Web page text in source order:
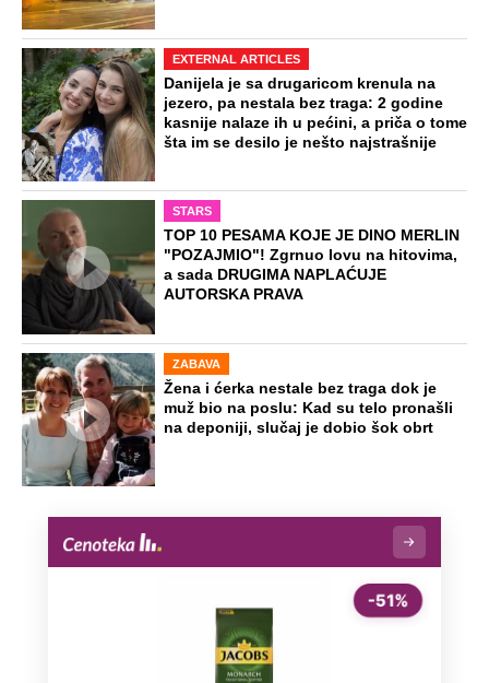
EXTERNAL ARTICLES
Danijela je sa drugaricom krenula na
jezero, pa nestala bez traga: 2 godine
kasnije nalaze ih u pećini, a priča o tome
šta im se desilo je nešto najstrašnije
STARS
TOP 10 PESAMA KOJE JE DINO MERLIN
"POZAJMIO"! Zgrnuo lovu na hitovima,
a sada DRUGIMA NAPLAĆUJE
AUTORSKA PRAVA
ZABAVA
Žena i ćerka nestale bez traga dok je
muž bio na poslu: Kad su telo pronašli
na deponiji, slučaj je dobio šok obrt